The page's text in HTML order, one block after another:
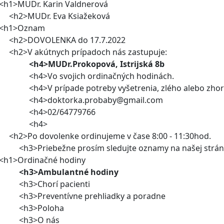
Karin Valdnerová
Eva Ksiažeková
do 17.7.2022
akútnych prípadoch nás zastupuje:
<h4>MUDr.Prokopová, Istrijská 8b
svojich ordinačných hodinách.
prípade potreby vyšetrenia, zlého alebo
64779766
dovolenke ordinujeme v čase 8:00 - 11:30hod.
prosím sledujte oznamy na našej
hodiny
<h3>Ambulantné hodiny
pacienti
prehliadky a poradne
nás